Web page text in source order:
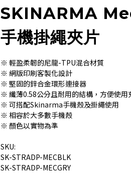
SKINARMA
手機掛繩夾片
※ 輕盈柔韌的尼龍-TPU混合材質
※ 網版印刷客製化設計
※ 堅固的鋅合金環形連接器
※ 纖薄0.58公分且耐用的結構，方便使用
※ 可搭配Skinarma手機殼及掛繩使用
※ 相容於大多數手機殼
※ 顏色以實物為準
SKU:
SK-STRADP-MECBLK
SK-STRADP-MECGRY